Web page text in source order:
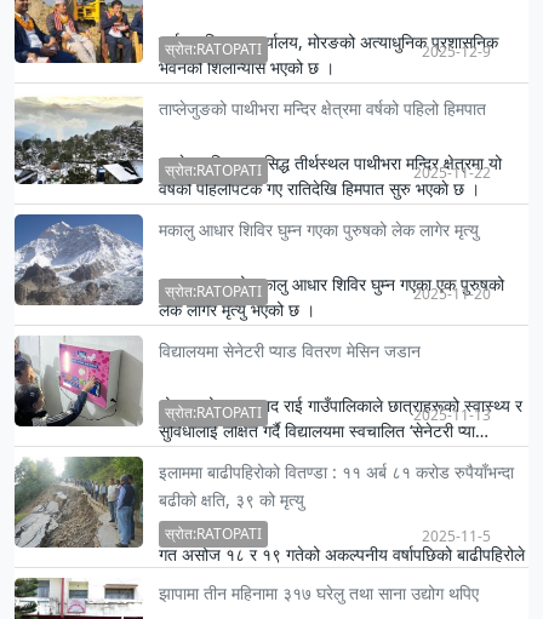
पूर्वाधार विकास कार्यालय, मोरङको अत्याधुनिक प्रशासनिक
भवनको शिलान्यास भएको छ ।
स्रोत:RATOPATI 2025-12-9
ताप्लेजुङको पाथीभरा मन्दिर क्षेत्रमा वर्षको पहिलो हिमपात
ताप्लेजुङस्थित प्रसिद्ध तीर्थस्थल पाथीभरा मन्दिर क्षेत्रमा यो
वर्षको पहिलोपटक गए रातिदेखि हिमपात सुरु भएकाे छ ।
स्रोत:RATOPATI 2025-11-22
मकालु आधार शिविर घुम्न गएका पुरुषको लेक लागेर मृत्यु
सङ्खुवासभाको मकालु आधार शिविर घुम्न गएका एक पुरुषको
लेक लागेर मृत्यु भएको छ ।
स्रोत:RATOPATI 2025-11-20
विद्यालयमा सेनेटरी प्याड वितरण मेसिन जडान
भोजपुरको रामप्रसाद राई गाउँपालिकाले छात्राहरूको स्वास्थ्य र
सुविधालाई लक्षित गर्दै विद्यालयमा स्वचालित ‘सेनेटरी प्या…
स्रोत:RATOPATI 2025-11-13
इलाममा बाढीपहिरोको वितण्डा : ११ अर्ब ८१ करोड रुपैयाँभन्दा
बढीको क्षति, ३९ को मृत्यु
गत असोज १८ र १९ गतेको अकल्पनीय वर्षापछिको बाढीपहिरोले
इलाम जिल्लामा रु ११ अर्ब ८१ करोडभन्दा बढीको क्षति भएको
छ।
स्रोत:RATOPATI 2025-11-5
झापामा तीन महिनामा ३१७ घरेलु तथा साना उद्योग थपिए